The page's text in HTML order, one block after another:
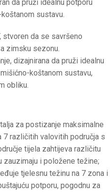
da pruži idealnu potporu
sustavu.
stvoren da se savršeno
zimsku sezonu.
dizajnirana da pruži idealnu
koštanom sustavu,
obliku.
za postizanje maksimalne
7 različitih valovitih područja s
tijela zahtijeva različitu
zauzimaju i položene težine;
tjelesnu težinu na 7 zona i
potporu, pogodnu za